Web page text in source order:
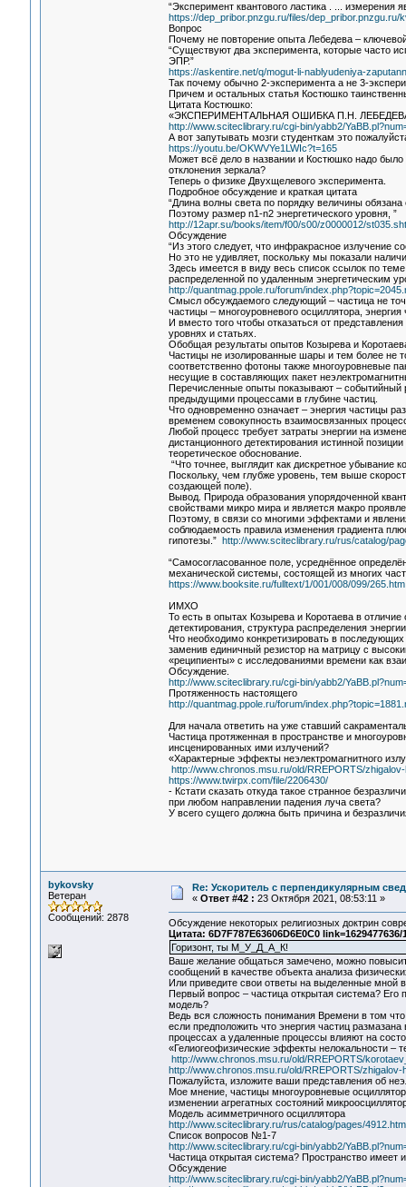
“Эксперимент квантового ластика . ... измерения
https://dep_pribor.pnzgu.ru/files/dep_pribor.pnzgu.ru/
Вопрос
Почему не повторение опыта Лебедева –
“Существуют два эксперимента, которые часто
ЭПР.”
https://askentire.net/q/mogut-li-nablyudeniya-
Так почему обычно 2-эксперимента а не 3-
Причем и остальных статья Костюшко
Цитата Костюшко:
«ЭКСПЕРИМЕНТАЛЬНАЯ ОШИБКА П.Н.
http://www.sciteclibrary.ru/cgi-bin/yabb2/
А вот запутывать мозги студенткам это
https://youtu.be/OKWVYe1LWIc?t=165
Может всё дело в названии и Костюшко надо
отклонения зеркала?
Теперь о физике Двухщелевого эксперимента.
Подробное обсуждение и краткая цитата
“Длина волны света по порядку величины
Поэтому размер n1-n2 энергетического уровня, ”
http://12apr.su/books/item/f00/s00/z0000012/
Обсуждение
“Из этого следует, что инфракрасное излучение
Но это не удивляет, поскольку мы показали
Здесь имеется в виду весь список ссылок по
распределенной по удаленным энергетическим
http://quantmag.ppole.ru/forum/
Смысл обсуждаемого следующий – частица не
частицы – многоуровневого осциллятора,
И вместо того чтобы отказаться от
уровнях и статьях.
Обобщая результаты опытов Козырева и
Частицы не изолированные шары и тем более не
соответственно фотоны также многоуровневые
несущие в составляющих пакет
Перечисленные опыты показывают – событийный
предыдущими процессами в глубине частиц.
Что одновременно означает – энергия частицы
временем совокупность взаимосвязанных
Любой процесс требует затраты энергии на
дистанционного детектирования истинной
теоретическое обоснование.
“Что точнее, выглядит как дискретное убывание
Поскольку, чем глубже уровень, тем выше
создающей поле).
Вывод. Природа образования упорядоченной
свойствами микро мира и является макро
Поэтому, в связи со многими эффектами и
соблюдаемость правила изменения градиента
гипотезы.” http://www.sciteclibrary.ru/rus/catalog/
“Самосогласованное поле, усреднённое
механической системы, состоящей из многих
https://www.booksite.ru/fulltext/1/001/008/099/265.htm
ИМХО
То есть в опытах Козырева и Коротаева в
детектирования, структура распределения
Что необходимо конкретизировать в
заменив единичный резистор на матрицу с
«реципиенты» с исследованиями времени как
Обсуждение.
http://www.sciteclibrary.ru/cgi-bin/yabb2/
Протяженность настоящего
http://quantmag.ppole.ru/forum/
Для начала ответить на уже ставший
Частица протяженная в пространстве и
инсценированных ими излучений?
«Характерные эффекты неэлектромагнитного
http://www.chronos.msu.ru/old/RREPORTS/
https://www.twirpx.com/file/2206430/
- Кстати сказать откуда такое странное
при любом направлении падения луча света?
У всего сущего должна быть причина и
bykovsky
Ветеран
Сообщений: 2878
Re: Ускоритель с перпендикулярным
« Ответ #42 : 23 Октября 2021, 08:53:11 »
Обсуждение некоторых религиозных доктрин
Цитата: 6D7F787E63606D6E0C0 link=1629477636/
Горизонт, ты М_У_Д_А_К!
Ваше желание общаться замечено, можно
сообщений в качестве объекта анализа
Или приведите свои ответы на выделенные
Первый вопрос – частица открытая система?
модель?
Ведь вся сложность понимания Времени в том
если предположить что энергия частиц
процессах а удаленные процессы влияют на
«Гелиогеофизические эффекты нелокальности –
http://www.chronos.msu.ru/old/RREPORTS/
http://www.chronos.msu.ru/old/RREPORTS/
Пожалуйста, изложите ваши представления об
Мое мнение, частицы многоуровневые
изменении агрегатных состояний
Модель асимметричного осциллятора
http://www.sciteclibrary.ru/rus/catalog/pages/
Список вопросов №1-7
http://www.sciteclibrary.ru/cgi-bin/yabb2/
Частица открытая система? Пространство имеет
Обсуждение
http://www.sciteclibrary.ru/cgi-bin/yabb2/